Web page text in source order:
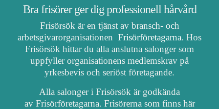
Bra frisörer ger dig professionell hårvård
Frisörsök är en tjänst av bransch- och
arbetsgivarorganisationen Frisörföretagarna. Hos
Frisörsök hittar du alla anslutna salonger som
uppfyller organisationens medlemskrav på
yrkesbevis och seriöst företagande.
Alla salonger i Frisörsök är godkända
av Frisörföretagarna. Frisörerna som finns här